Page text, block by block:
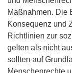
Maßnahmen. Die
Konsequenz und
Richtlinien zur
gelten als nicht
sollten auf
Menschenrechte